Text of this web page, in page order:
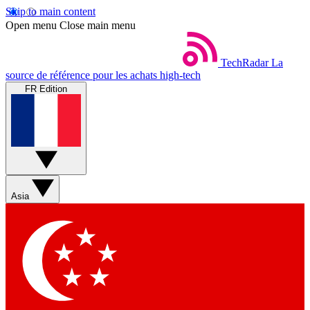
Skip to main content
Open menu Close main menu
TechRadar La
source de référence pour les achats high-tech
FR Edition
Asia